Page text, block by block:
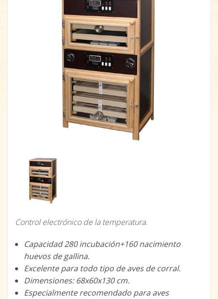
Control electrónico de la temperatura.
Capacidad 280 incubación+160 nacimiento
huevos de gallina.
Excelente para todo tipo de aves de corral.
Dimensiones: 68x60x130 cm.
Especialmente recomendado para aves